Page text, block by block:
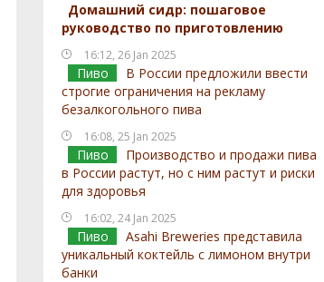
Домашний сидр: пошаговое
руководство по приготовлению
16:12, 26 Jan 2025
Пиво
В России предложили ввести
строгие ограничения на рекламу
безалкогольного пива
16:08, 25 Jan 2025
Пиво
Производство и продажи пива
в России растут, но с ним растут и риски
для здоровья
16:02, 24 Jan 2025
Пиво
Asahi Breweries представила
уникальный коктейль с лимоном внутри
банки